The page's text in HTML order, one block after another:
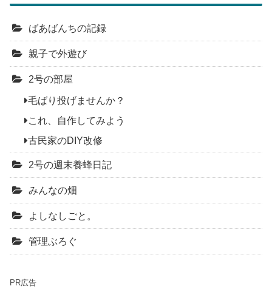
ばあばんちの記録
親子で外遊び
2号の部屋
毛ばり投げませんか？
これ、自作してみよう
古民家のDIY改修
2号の週末養蜂日記
みんなの畑
よしなしごと。
管理ぶろぐ
PR広告